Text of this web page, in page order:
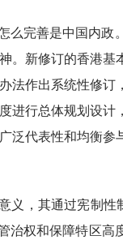
完善是中国内政
。新修订的香港基
法作出系统性修订
进行总体规划设计
泛代表性和均衡参
，其通过宪制性
治权和保障特区高